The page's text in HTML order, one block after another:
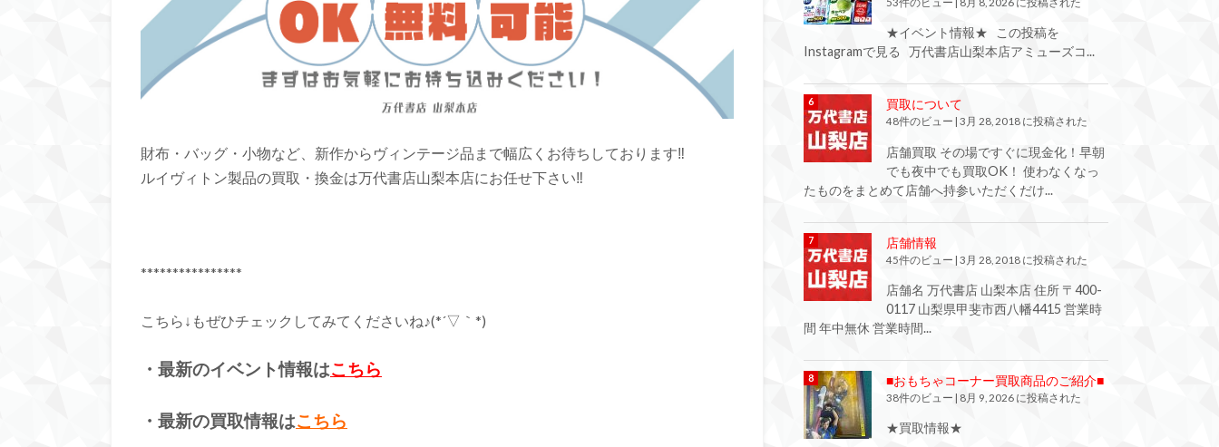
財布・バッグ・小物など、新作からヴィンテージ品まで幅広くお待ちしております‼︎
ルイヴィトン製品の買取・換金は万代書店山梨本店にお任せ下さい‼︎
****************
こちら↓もぜひチェックしてみてくださいね♪(*´▽｀*)
・最新のイベント情報はこちら
・最新の買取情報はこちら
★イベント情報★ この投稿を
Instagramで見る 万代書店山梨本店アミューズコ...
買取について
48件のビュー 3月 28, 2018 に投稿された
店舗買取 その場ですぐに現金化！早朝
でも夜中でも買取OK！ 使わなくなっ
たものをまとめて店舗へ持参いただくだけ...
店舗情報
45件のビュー | 3月 28, 2018 に投稿された
店舗名 万代書店 山梨本店 住所 〒400-
0117 山梨県甲斐市西八幡4415 営業時
間 年中無休 営業時間...
■おもちゃコーナー買取商品のご紹介■
38件のビュー | 8月 9, 2026 に投稿された
★買取情報★